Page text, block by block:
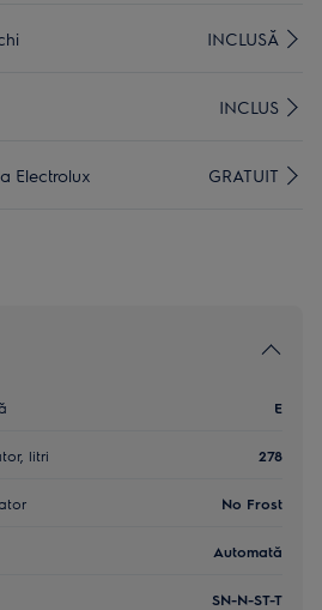
INCLUSĂ
INCLUS
Electrolux GRATUIT
E
litri 278
No Frost
Automată
SN-N-ST-T